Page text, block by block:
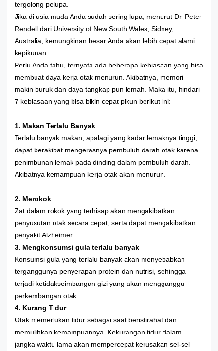
tergolong pelupa.
Jika di usia muda Anda sudah sering lupa, menurut Dr. Peter
Rendell dari University of New South Wales, Sidney,
Australia, kemungkinan besar Anda akan lebih cepat alami
kepikunan.
Perlu Anda tahu, ternyata ada beberapa kebiasaan yang bisa
membuat daya kerja otak menurun. Akibatnya, memori
makin buruk dan daya tangkap pun lemah. Maka itu, hindari
7 kebiasaan yang bisa bikin cepat pikun berikut ini:
1. Makan Terlalu Banyak
Terlalu banyak makan, apalagi yang kadar lemaknya tinggi,
dapat berakibat mengerasnya pembuluh darah otak karena
penimbunan lemak pada dinding dalam pembuluh darah.
Akibatnya kemampuan kerja otak akan menurun.
2. Merokok
Zat dalam rokok yang terhisap akan mengakibatkan
penyusutan otak secara cepat, serta dapat mengakibatkan
penyakit Alzheimer.
3. Mengkonsumsi gula terlalu banyak
Konsumsi gula yang terlalu banyak akan menyebabkan
terganggunya penyerapan protein dan nutrisi, sehingga
terjadi ketidakseimbangan gizi yang akan mengganggu
perkembangan otak.
4. Kurang Tidur
Otak memerlukan tidur sebagai saat beristirahat dan
memulihkan kemampuannya. Kekurangan tidur dalam
jangka waktu lama akan mempercepat kerusakan sel-sel